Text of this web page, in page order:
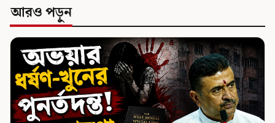
আরও পড়ুন